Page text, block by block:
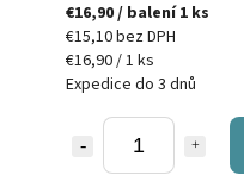
€16,90/ balení 1 ks
€15,10 bez DPH
€16,90 / 1 ks
Expedice do 3 dnů